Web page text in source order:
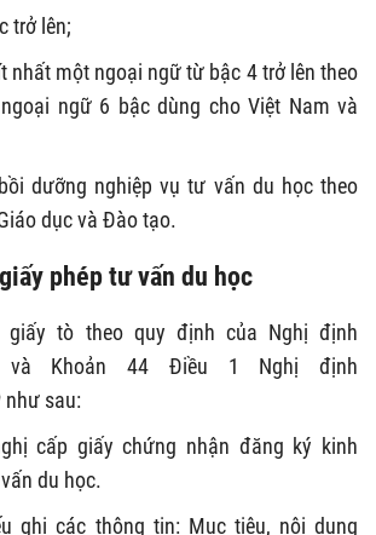
trở lên;
nhất một ngoại ngữ từ bậc 4 trở lên theo
ngữ 6 bậc dùng cho Việt Nam và
dưỡng nghiệp vụ tư vấn du học theo
dục và Đào tạo.
phép tư vấn du học
giấy tò theo quy định của Nghị định
và Khoản 44 Điều 1 Nghị định
sau:
cấp giấy chứng nhận đăng ký kinh
du học.
ghi các thông tin: Mục tiêu, nội dung